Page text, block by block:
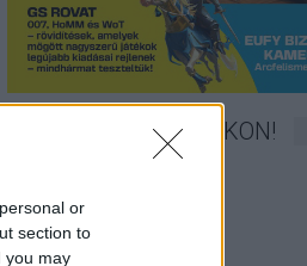
or
section to
you may
KÖVESS FACEBOOKON!